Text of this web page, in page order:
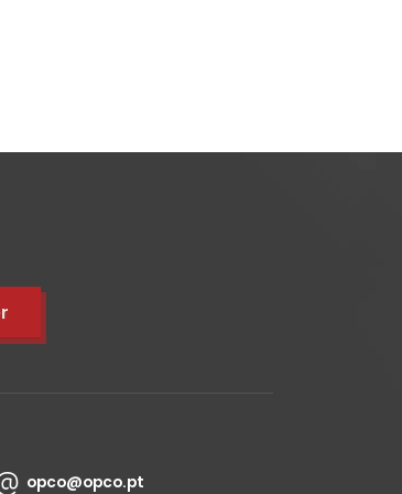
opco@opco.pt